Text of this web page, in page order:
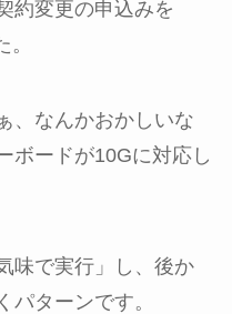
約変更の申込みを
、なんかおかしいな
ボードが10Gに対応し
味で実行」し、後か
パターンです。